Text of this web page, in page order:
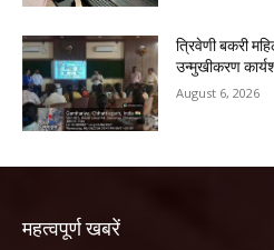
त्रिवेणी बकरी
उन्मुखीकरण
August 6, 2026
महत्वपूर्ण खबरें